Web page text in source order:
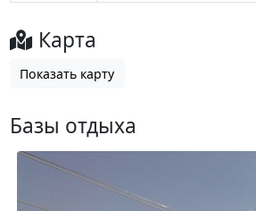
Карта
Показать карту
Базы отдыха